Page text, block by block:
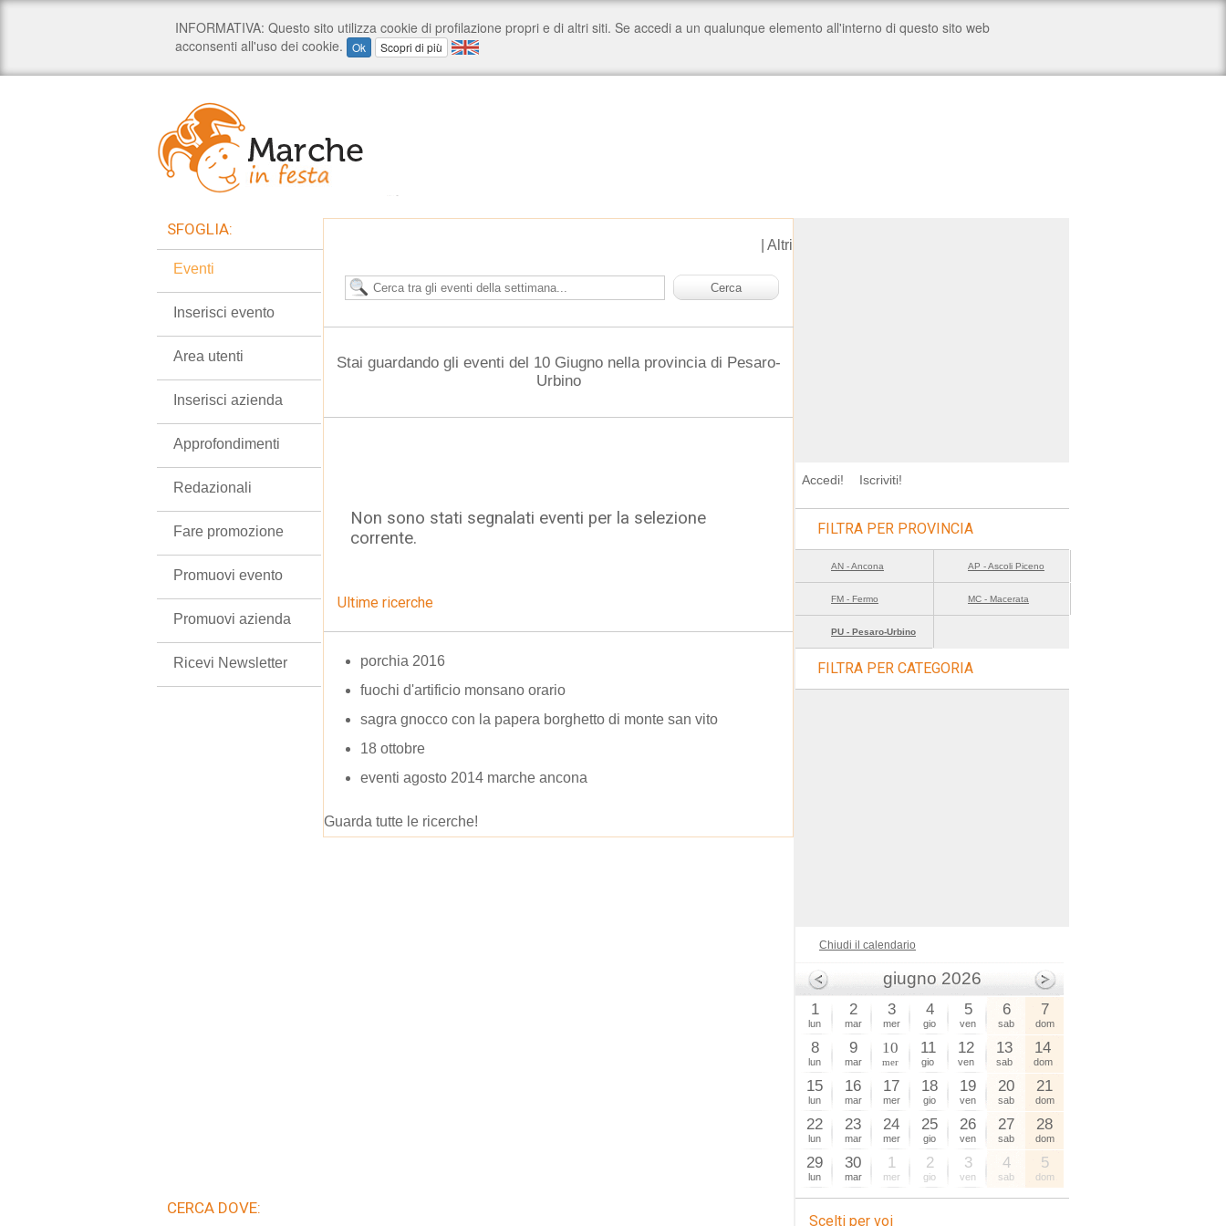
Altri
Stai guardando gli eventi del 10 Giugno nella provincia di Pesaro-
Urbino
Non sono stati segnalati eventi per la selezione
corrente.
Ultime ricerche
porchia 2016
fuochi d'artificio monsano orario
sagra gnocco con la papera borghetto di monte san vito
18 ottobre
eventi agosto 2014 marche ancona
Guarda tutte le ricerche!
SFOGLIA:
Eventi
Inserisci evento
Area utenti
Inserisci azienda
Approfondimenti
Redazionali
Fare promozione
Promuovi evento
Promuovi azienda
Ricevi Newsletter
CERCA DOVE:
Accedi! Iscriviti!
FILTRA PER PROVINCIA
AN - Ancona AP - Ascoli Piceno
FM - Fermo MC - Macerata
PU - Pesaro-Urbino
FILTRA PER CATEGORIA
Chiudi il calendario
giugno 2026
1
lun
2
mar
3
mer
4
gio
5
ven
6
sab
7
dom
8
lun
9
mar
10
mer
11
gio
12
ven
13
sab
14
dom
15
lun
16
mar
17
mer
18
gio
19
ven
20
sab
21
dom
22
lun
23
mar
24
mer
25
gio
26
ven
27
sab
28
dom
29
lun
30
mar
1
mer
2
gio
3
ven
4
sab
5
dom
Scelti per voi